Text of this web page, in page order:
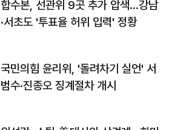
합수본, 선관위 9곳 추가 압색…강남
·서초도 '투표율 허위 입력' 정황
국민의힘 윤리위, '돌려차기 실언' 서
범수·진종오 징계절차 개시